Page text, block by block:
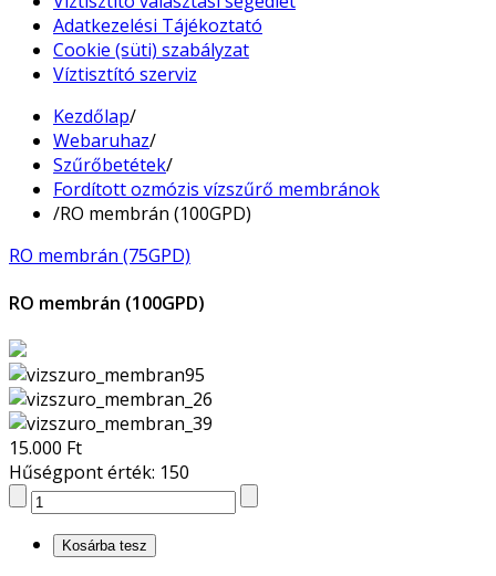
Adatkezelési Tájékoztató
Cookie (süti) szabályzat
Víztisztító szerviz
Kezdőlap/
Webaruhaz/
Szűrőbetétek/
Fordított ozmózis vízszűrő membránok
/RO membrán (100GPD)
RO membrán (75GPD)
RO membrán (100GPD)
15.000 Ft
Hűségpont érték: 150